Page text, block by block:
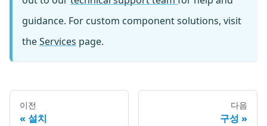
guidance. For custom component solutions, visit
theServices page.
이전
설치
다음
구성